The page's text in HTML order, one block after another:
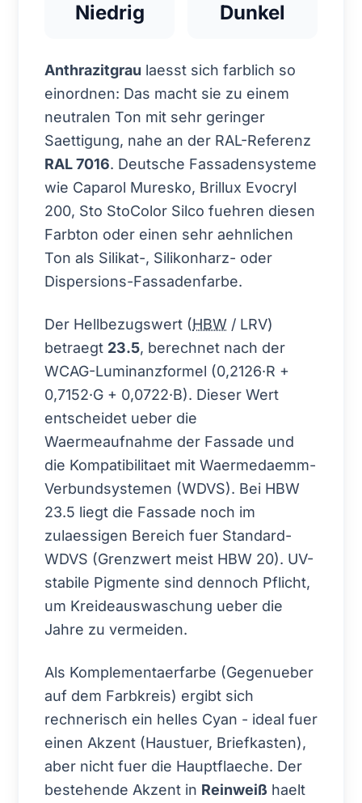
Niedrig Dunkel
Anthrazitgrau laesst sich farblich so
einordnen: Das macht sie zu einem
neutralen Ton mit sehr geringer
Saettigung, nahe an der RAL-Referenz
RAL 7016. Deutsche Fassadensysteme
wie Caparol Muresko, Brillux Evocryl
200, Sto StoColor Silco fuehren diesen
Farbton oder einen sehr aehnlichen
Ton als Silikat-, Silikonharz- oder
Dispersions-Fassadenfarbe.
Der Hellbezugswert (HBW / LRV)
betraegt 23.5, berechnet nach der
WCAG-Luminanzformel (0,2126·R +
0,7152·G + 0,0722·B). Dieser Wert
entscheidet ueber die
Waermeaufnahme der Fassade und
die Kompatibilitaet mit Waermedaemm-
Verbundsystemen (WDVS). Bei HBW
23.5 liegt die Fassade noch im
zulaessigen Bereich fuer Standard-
WDVS (Grenzwert meist HBW 20). UV-
stabile Pigmente sind dennoch Pflicht,
um Kreideauswaschung ueber die
Jahre zu vermeiden.
Als Komplementaerfarbe (Gegenueber
auf dem Farbkreis) ergibt sich
rechnerisch ein helles Cyan - ideal fuer
einen Akzent (Haustuer, Briefkasten),
aber nicht fuer die Hauptflaeche. Der
bestehende Akzent in Reinweiß haelt